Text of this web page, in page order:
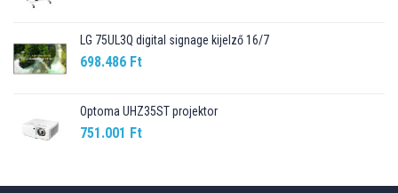
LG 75UL3Q digital signage kijelző 16/7
698.486 Ft
Optoma UHZ35ST projektor
751.001 Ft